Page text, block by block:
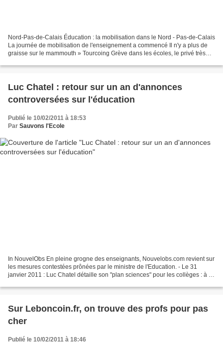
Nord-Pas-de-Calais Éducation : la mobilisation dans le Nord - Pas-de-Calais
La journée de mobilisation de l'enseignement a commencé Il n'y a plus de
graisse sur le mammouth » Tourcoing Grève dans les écoles, le privé très
Luc Chatel : retour sur un an d'annonces
controversées sur l'éducation
Publié le 10/02/2011 à 18:53
Par Sauvons l'Ecole
In NouvelObs En pleine grogne des enseignants, Nouvelobs.com revient sur
les mesures contestées prônées par le ministre de l'Education. - Le 31
janvier 2011 : Luc Chatel détaille son "plan sciences" pour les collèges : à la
Sur Leboncoin.fr, on trouve des profs pour pas
cher
Publié le 10/02/2011 à 18:46